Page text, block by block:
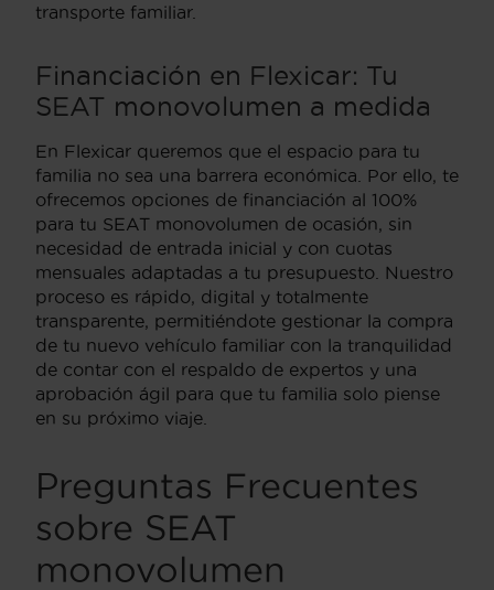
transporte familiar.
Financiación en Flexicar: Tu
SEAT monovolumen a medida
En Flexicar queremos que el espacio para tu
familia no sea una barrera económica. Por ello, te
ofrecemos opciones de financiación al 100%
para tu SEAT monovolumen de ocasión, sin
necesidad de entrada inicial y con cuotas
mensuales adaptadas a tu presupuesto. Nuestro
proceso es rápido, digital y totalmente
transparente, permitiéndote gestionar la compra
de tu nuevo vehículo familiar con la tranquilidad
de contar con el respaldo de expertos y una
aprobación ágil para que tu familia solo piense
en su próximo viaje.
Preguntas Frecuentes
sobre SEAT
monovolumen